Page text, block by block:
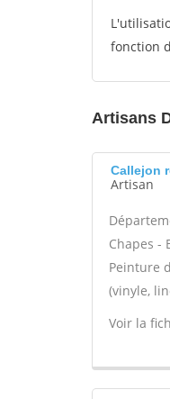
fonction
Artisans
Callejon
Artisan
Chapes -
Peinture
(vinyle,
Voir la